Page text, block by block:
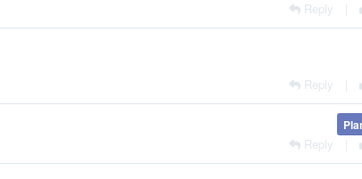
Reply
Reply
Reply